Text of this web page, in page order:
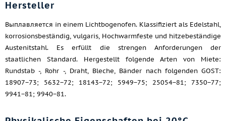
Hersteller
Выплавляется in einem Lichtbogenofen. Klassifiziert als Edelstahl,
korrosionsbeständig, vulgaris, Hochwarmfeste und hitzebeständige
Austenitstahl. Es erfüllt die strengen Anforderungen der
staatlichen Standard. Hergestellt folgende Arten von Miete:
Rundstab -, Rohr -, Draht, Bleche, Bänder nach folgenden GOST:
18907−73; 5632−72; 18143−72; 5949−75; 25054−81; 7350−77;
9941−81; 9940−81.